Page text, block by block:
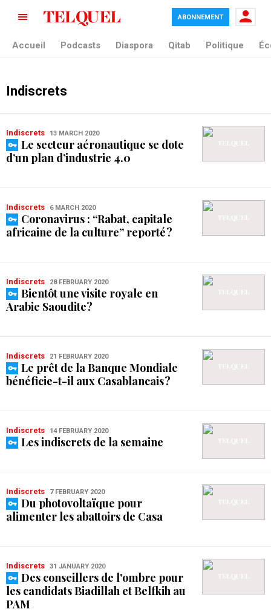
ABONNEMENT
Accueil Podcasts Diaspora Qitab Politique
Indiscrets
Indiscrets 13 MARCH 2020
Le secteur aéronautique se dote
d’un plan d’industrie 4.0
Indiscrets 6 MARCH 2020
Coronavirus : “Rabat, capitale
africaine de la culture” reporté ?
Indiscrets 28 FEBRUARY 2020
Bientôt une visite royale en
Arabie Saoudite?
Indiscrets 21 FEBRUARY 2020
Le prêt de la Banque Mondiale
bénéficie-t-il aux Casablancais ?
Indiscrets 14 FEBRUARY 2020
Les indiscrets de la semaine
Indiscrets 7 FEBRUARY 2020
Du photovoltaïque pour
alimenter les abattoirs de Casa
Indiscrets 31 JANUARY 2020
Des conseillers de l'ombre pour
les candidats Biadillah et Belfkih au
PAM